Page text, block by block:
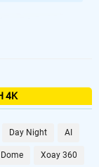
4K
Day Night AI
Xoay 360